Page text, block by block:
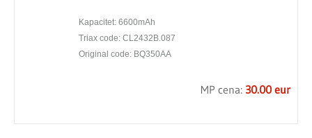
Kapacitet: 6600mAh
Triax code: CL2432B.087
Original code: BQ350AA
MP cena: 30.00 eur